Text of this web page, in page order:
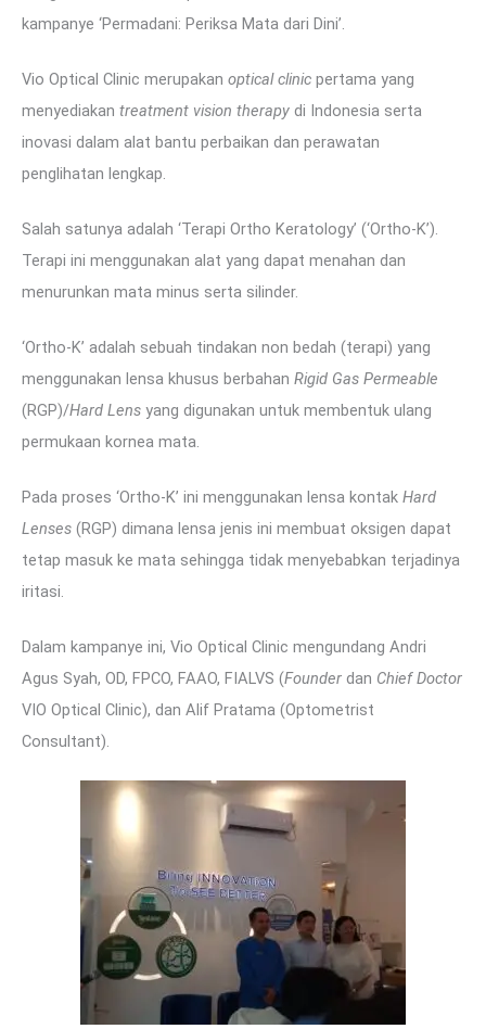
kampanye ‘Permadani: Periksa Mata dari Dini’.
Vio Optical Clinic merupakan optical clinic pertama yang
menyediakan treatment vision therapy di Indonesia serta
inovasi dalam alat bantu perbaikan dan perawatan
penglihatan lengkap.
Salah satunya adalah ‘Terapi Ortho Keratology’ (‘Ortho-K’).
Terapi ini menggunakan alat yang dapat menahan dan
menurunkan mata minus serta silinder.
‘Ortho-K’ adalah sebuah tindakan non bedah (terapi) yang
menggunakan lensa khusus berbahan Rigid Gas Permeable
(RGP)/Hard Lens yang digunakan untuk membentuk ulang
permukaan kornea mata.
Pada proses ‘Ortho-K’ ini menggunakan lensa kontak Hard
Lenses (RGP) dimana lensa jenis ini membuat oksigen dapat
tetap masuk ke mata sehingga tidak menyebabkan terjadinya
iritasi.
Dalam kampanye ini, Vio Optical Clinic mengundang Andri
Agus Syah, OD, FPCO, FAAO, FIALVS (Founder dan Chief Doctor
VIO Optical Clinic), dan Alif Pratama (Optometrist
Consultant).